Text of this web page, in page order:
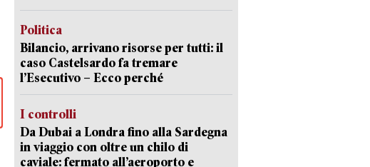
Politica
Bilancio, arrivano risorse per tutti: il
caso Castelsardo fa tremare
l’Esecutivo – Ecco perché
I controlli
Da Dubai a Londra fino alla Sardegna
in viaggio con oltre un chilo di
caviale: fermato all’aeroporto e